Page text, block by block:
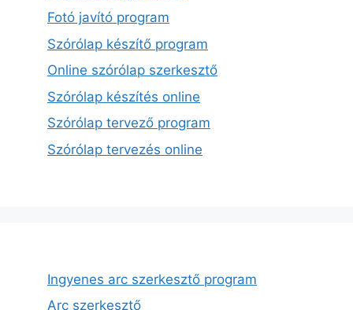
Fotó javító program
Szórólap készítő program
Online szórólap szerkesztő
Szórólap készítés online
Szórólap tervező program
Szórólap tervezés online
Ingyenes arc szerkesztő program
Arc szerkesztő